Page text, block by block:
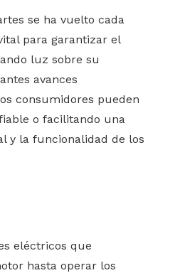
se ha vuelto cada
para garantizar el
luz sobre su
avances
consumidores pueden
o facilitando una
y la funcionalidad de los
eléctricos que
hasta operar los